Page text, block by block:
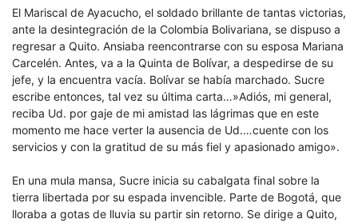
El Mariscal de Ayacucho, el soldado brillante de tantas victorias,
ante la desintegración de la Colombia Bolivariana, se dispuso a
regresar a Quito. Ansiaba reencontrarse con su esposa Mariana
Carcelén. Antes, va a la Quinta de Bolívar, a despedirse de su
jefe, y la encuentra vacía. Bolívar se había marchado. Sucre
escribe entonces, tal vez su última carta…»Adiós, mi general,
reciba Ud. por gaje de mi amistad las lágrimas que en este
momento me hace verter la ausencia de Ud.…cuente con los
servicios y con la gratitud de su más fiel y apasionado amigo».
En una mula mansa, Sucre inicia su cabalgata final sobre la
tierra libertada por su espada invencible. Parte de Bogotá, que
lloraba a gotas de lluvia su partir sin retorno. Se dirige a Quito,